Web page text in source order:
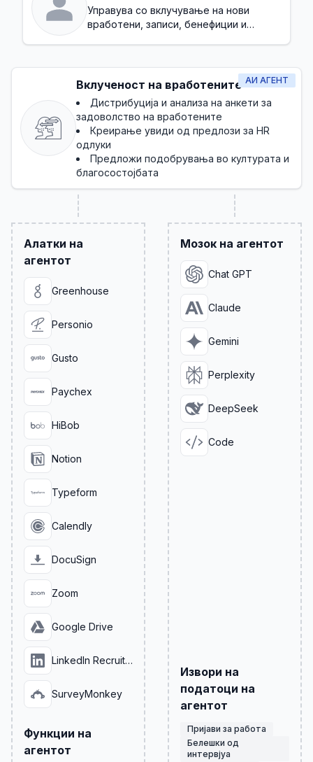
Управува со вклучување на нови
вработени, записи, бенефиции и
АИ АГЕНТ
Вклученост на вработените
Дистрибуција и анализа на анкети за
задоволство на вработените
Креирање увиди од предлози за HR
одлуки
Предложи подобрувања во културата и
благосостојбата
Алатки на
агентот
Greenhouse
Personio
Gusto
Paychex
HiBob
Notion
Typeform
Calendly
DocuSign
Zoom
Google Drive
LinkedIn Recruiter
SurveyMonkey
Функции на
агентот
Мозок на агентот
Chat GPT
Claude
Gemini
Perplexity
DeepSeek
Code
Извори на
податоци на
агентот
Пријави за работа
Белешки од
интервјуа